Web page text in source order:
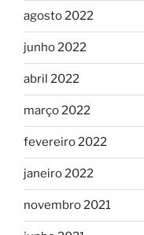
agosto 2022
junho 2022
abril 2022
março 2022
fevereiro 2022
janeiro 2022
novembro 2021